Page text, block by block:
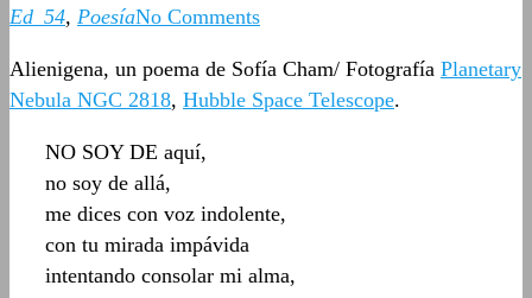
Ed_54, PoesíaNo Comments
Alienigena, un poema de Sofía Cham/ Fotografía Planetary
Nebula NGC 2818, Hubble Space Telescope.
NO SOY DE aquí,
no soy de allá,
me dices con voz indolente,
con tu mirada impávida
intentando consolar mi alma,